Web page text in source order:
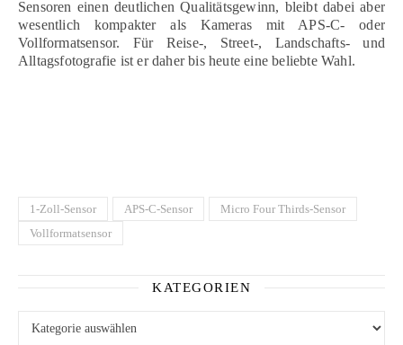
Sensoren einen deutlichen Qualitätsgewinn, bleibt dabei aber
wesentlich kompakter als Kameras mit APS-C- oder
Vollformatsensor. Für Reise-, Street-, Landschafts- und
Alltagsfotografie ist er daher bis heute eine beliebte Wahl.
1-Zoll-Sensor APS-C-Sensor
Micro Four Thirds-Sensor
Vollformatsensor
KATEGORIEN